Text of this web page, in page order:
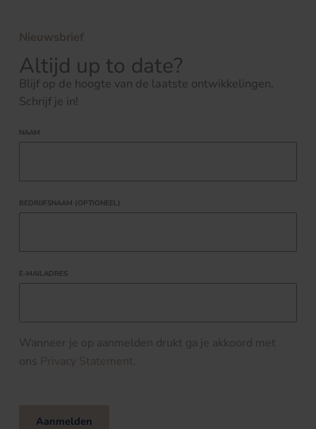
Nieuwsbrief
Altijd up to date?
Blijf op de hoogte van de laatste ontwikkelingen.
Schrijf je in!
NAAM
BEDRIJFSNAAM (OPTIONEEL)
E-MAILADRES
Wanneer je op aanmelden drukt ga je akkoord met
ons Privacy Statement.
Aanmelden